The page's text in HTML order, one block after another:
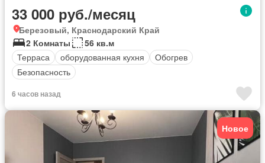
33 000 руб./месяц
Березовый, Краснодарский Край
2 Комнаты
56 кв.м
Терраса
оборудованная кухня
Обогрев
Безопасность
6 часов назад
Новое